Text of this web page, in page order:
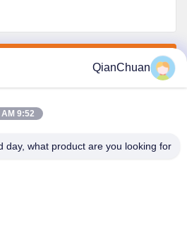
QianChuan
9:52 AM
Good day, what product are you looking